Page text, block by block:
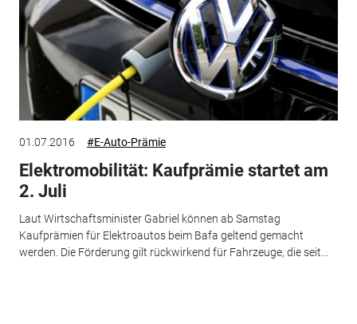
01.07.2016 #E-Auto-Prämie
Elektromobilität: Kaufprämie startet am
2. Juli
Laut Wirtschaftsminister Gabriel können ab Samstag
Kaufprämien für Elektroautos beim Bafa geltend gemacht
werden. Die Förderung gilt rückwirkend für Fahrzeuge, die seit...